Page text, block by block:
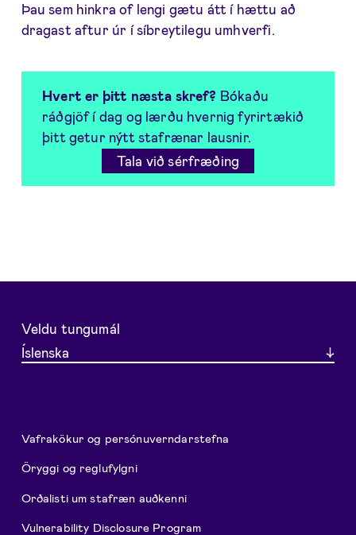
Þau sem hinkra of lengi gætu átt í hættu að
dragast aftur úr í síbreytilegu umhverfi.
Hvert er þitt næsta skref? Bókaðu
ráðgjöf í dag og lærðu hvernig fyrirtækið
þitt getur nýtt stafrænar lausnir.
Tala við sérfræðing
Veldu tungumál
Íslenska
Vafrakökur og persónuverndarstefna
Öryggi og reglufylgni
Orðalisti um stafræn auðkenni
Vulnerability Disclosure Program